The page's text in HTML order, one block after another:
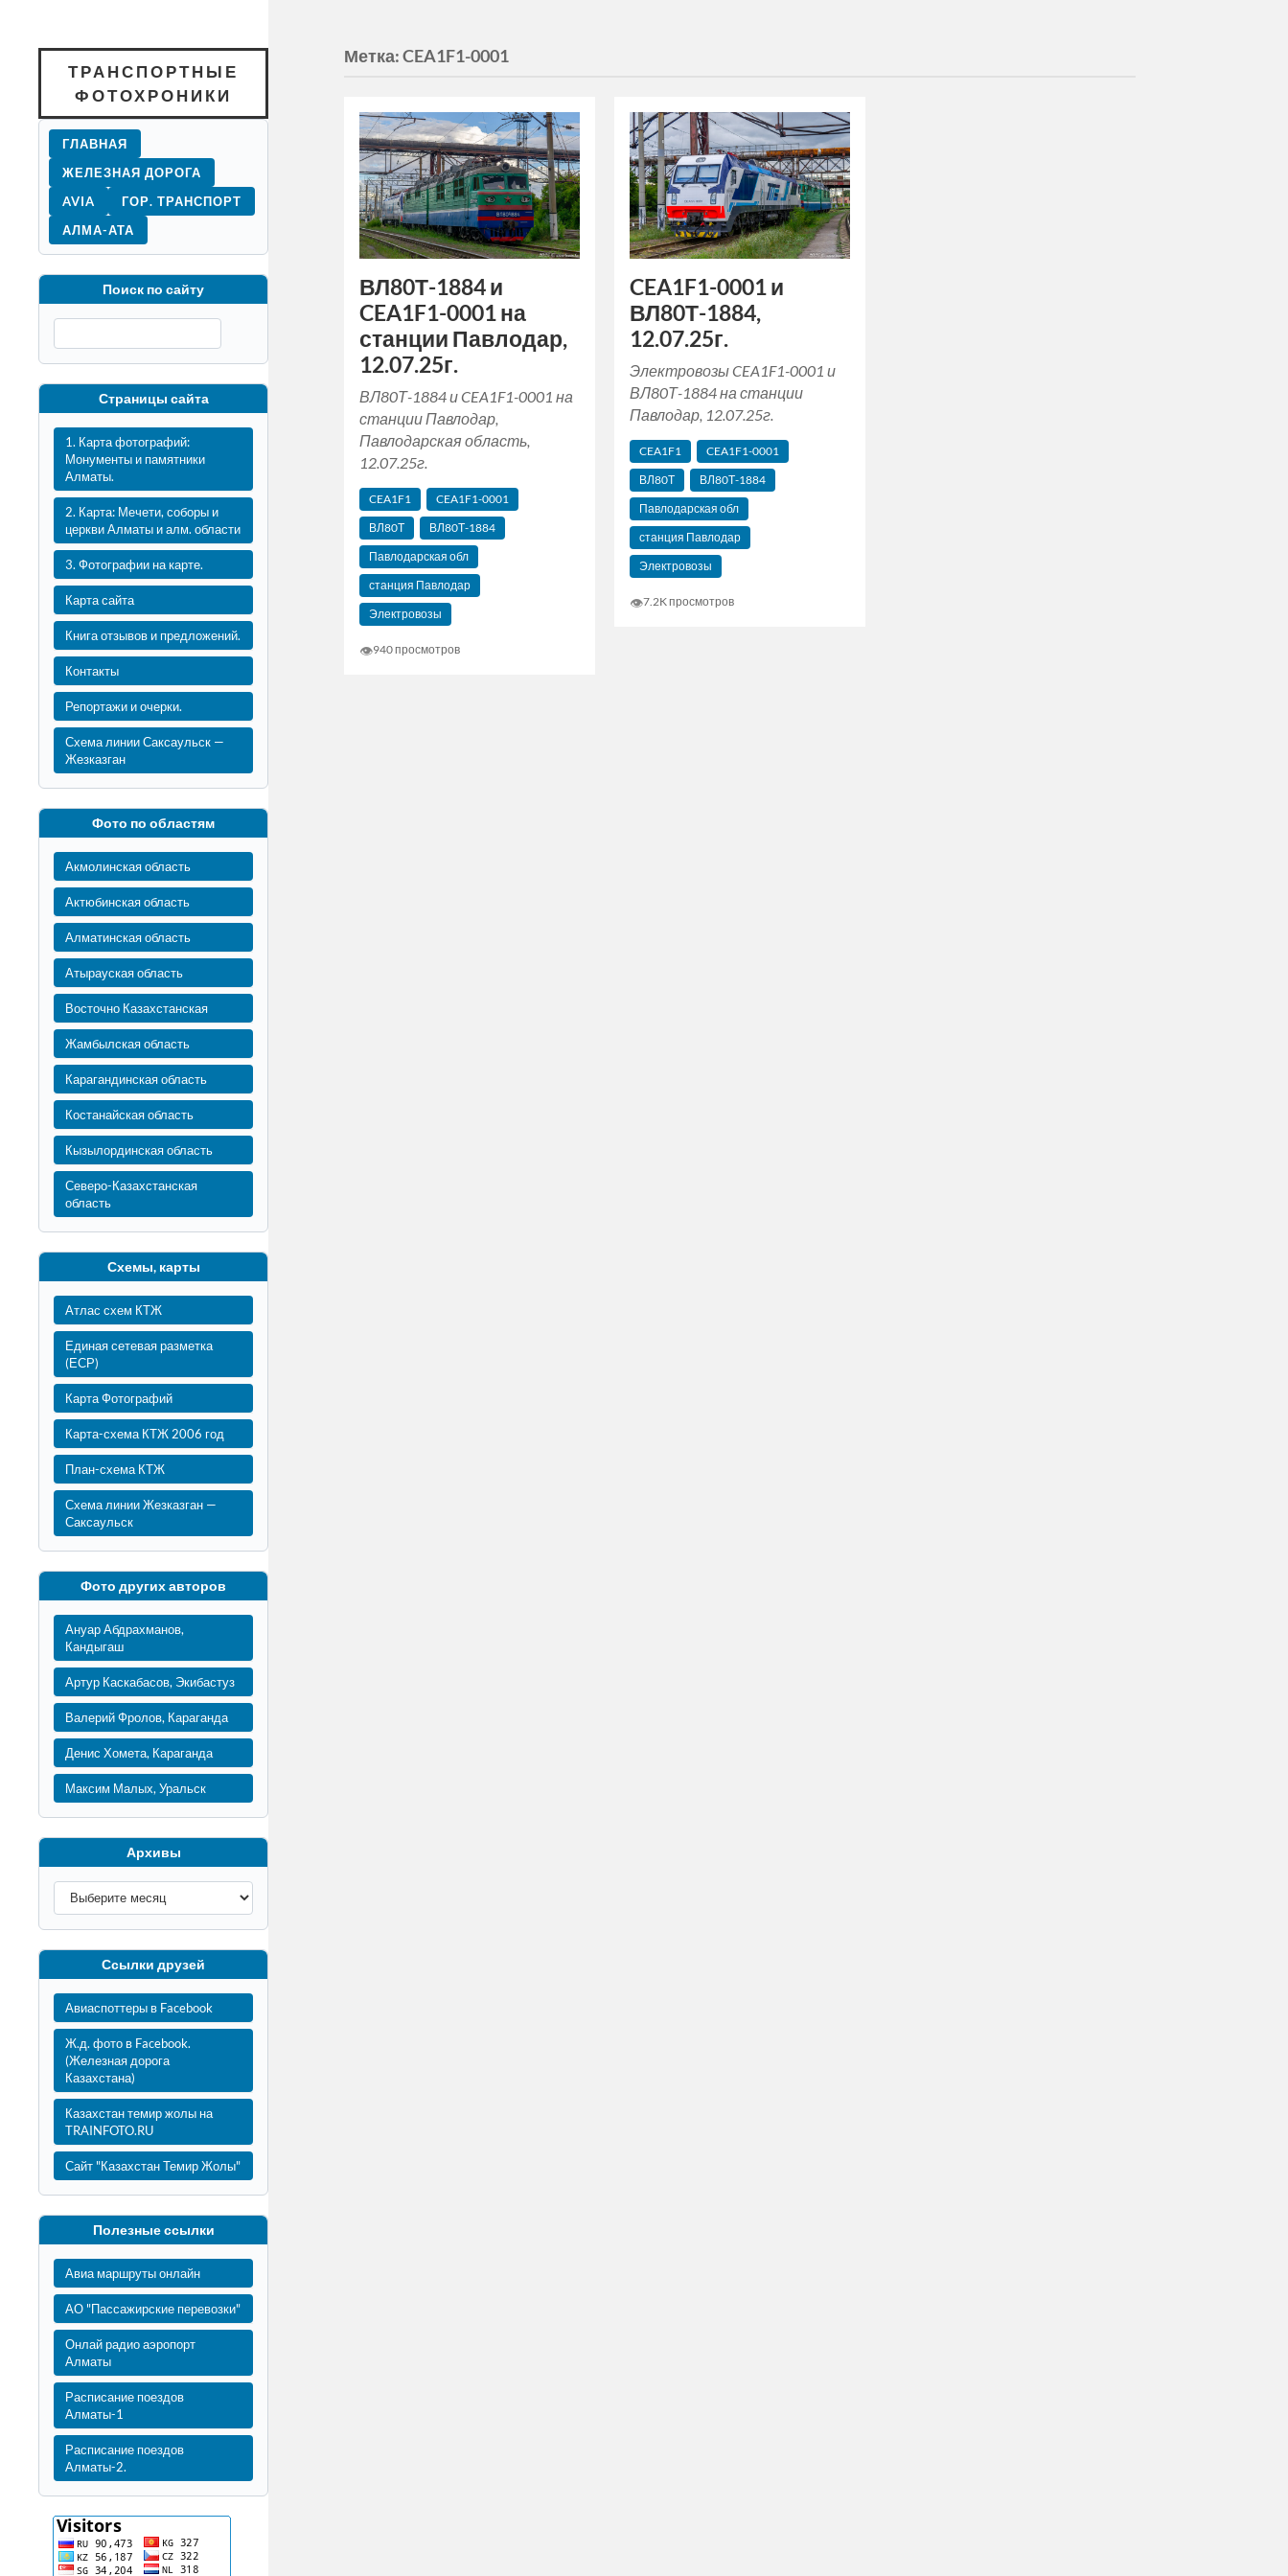
ТРАНСПОРТНЫЕ
ФОТОХРОНИКИ
ГЛАВНАЯ
ЖЕЛЕЗНАЯ ДОРОГА
AVIA
ГОР. ТРАНСПОРТ
АЛМА-АТА
Поиск по сайту
Страницы сайта
1. Карта фотографий:
Монументы и памятники
Алматы.
2. Карта: Мечети, соборы и
церкви Алматы и алм. области
3. Фотографии на карте.
Карта сайта
Книга отзывов и предложений.
Контакты
Репортажи и очерки.
Схема линии Саксаульск —
Жезказган
Фото по областям
Акмолинская область
Актюбинская область
Алматинская область
Атырауская область
Восточно Казахстанская
Жамбылская область
Карагандинская область
Костанайская область
Кызылординская область
Северо-Казахстанская
область
Схемы, карты
Атлас схем КТЖ
Единая сетевая разметка
(ЕСР)
Карта Фотографий
Карта-схема КТЖ 2006 год
План-схема КТЖ
Схема линии Жезказган —
Саксаульск
Фото других авторов
Ануар Абдрахманов,
Кандыгаш
Артур Каскабасов, Экибастуз
Валерий Фролов, Караганда
Денис Хомета, Караганда
Максим Малых, Уральск
Архивы
Ссылки друзей
Авиаспоттеры в Facebook
Ж.д. фото в Facebook.
(Железная дорога
Казахстана)
Казахстан темир жолы на
TRAINFOTO.RU
Сайт "Казахстан Темир Жолы"
Полезные ссылки
Авиа маршруты онлайн
АО "Пассажирские перевозки"
Онлай радио аэропорт
Алматы
Расписание поездов
Алматы-1
Расписание поездов
Алматы-2.
Метка:CEA1F1-0001
ВЛ80Т-1884 и
CEA1F1-0001 на
станции Павлодар,
12.07.25г.
ВЛ80Т-1884 и CEA1F1-0001 на
станции Павлодар,
Павлодарская область,
12.07.25г.
CEA1F1
CEA1F1-0001
ВЛ80Т
ВЛ80Т-1884
Павлодарская обл
станция Павлодар
Электровозы
👁940 просмотров
CEA1F1-0001 и
ВЛ80Т-1884,
12.07.25г.
Электровозы CEA1F1-0001 и
ВЛ80Т-1884 на станции
Павлодар, 12.07.25г.
CEA1F1
CEA1F1-0001
ВЛ80Т
ВЛ80Т-1884
Павлодарская обл
станция Павлодар
Электровозы
👁7.2K просмотров